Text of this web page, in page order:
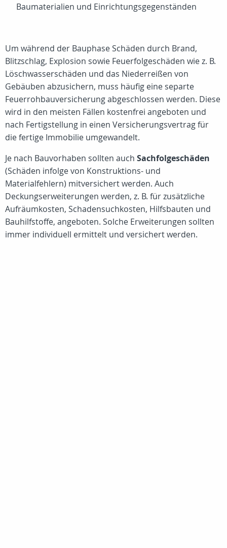
Baumaterialien und Einrichtungsgegenständen
Um während der Bauphase Schäden durch Brand,
Blitzschlag, Explosion sowie Feuerfolgeschäden wie z. B.
Löschwasserschäden und das Niederreißen von
Gebäuben abzusichern, muss häufig eine separte
Feuerrohbauversicherung abgeschlossen werden. Diese
wird in den meisten Fällen kostenfrei angeboten und
nach Fertigstellung in einen Versicherungsvertrag für
die fertige Immobilie umgewandelt.
Je nach Bauvorhaben sollten auch Sachfolgeschäden
(Schäden infolge von Konstruktions- und
Materialfehlern) mitversichert werden. Auch
Deckungserweiterungen werden, z. B. für zusätzliche
Aufräumkosten, Schadensuchkosten, Hilfsbauten und
Bauhilfstoffe, angeboten. Solche Erweiterungen sollten
immer individuell ermittelt und versichert werden.